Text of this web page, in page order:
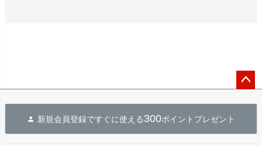
へ
新規会員登録ですぐに使える300ポイントプレゼント